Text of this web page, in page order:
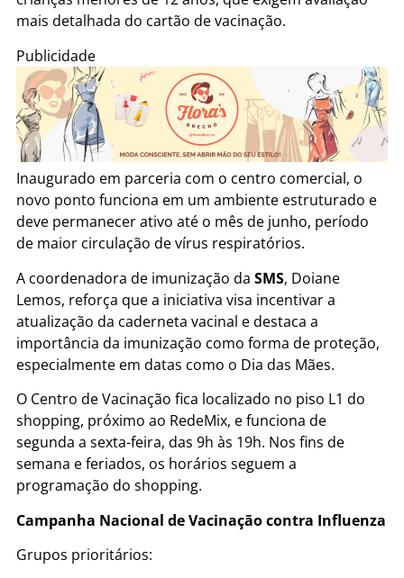
mais detalhada do cartão de vacinação.
Publicidade
Inaugurado em parceria com o centro comercial, o
novo ponto funciona em um ambiente estruturado e
deve permanecer ativo até o mês de junho, período
de maior circulação de vírus respiratórios.
A coordenadora de imunização da SMS, Doiane
Lemos, reforça que a iniciativa visa incentivar a
atualização da caderneta vacinal e destaca a
importância da imunização como forma de proteção,
especialmente em datas como o Dia das Mães.
O Centro de Vacinação fica localizado no piso L1 do
shopping, próximo ao RedeMix, e funciona de
segunda a sexta-feira, das 9h às 19h. Nos fins de
semana e feriados, os horários seguem a
programação do shopping.
Campanha Nacional de Vacinação contra Influenza
Grupos prioritários: